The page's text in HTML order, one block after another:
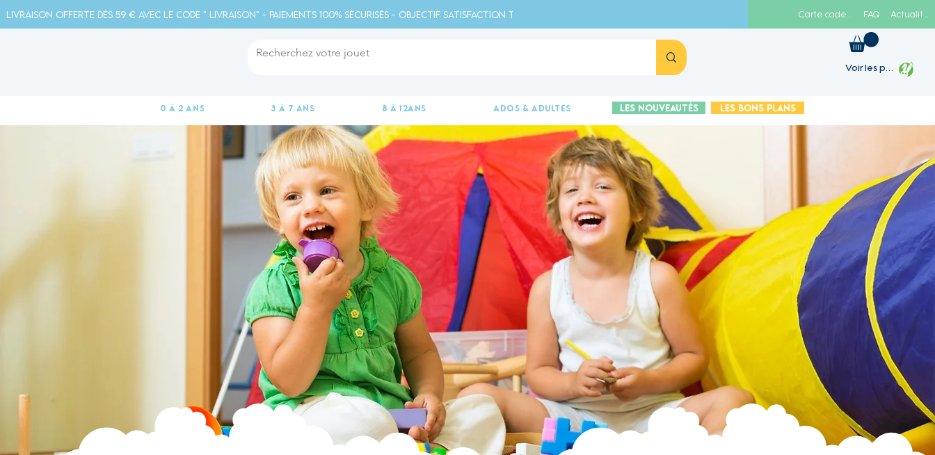
Livraison offerte dès 59 € avec le code " livraison" - Paiements 100% sécurisés - Objectif satisfaction totale - FAQ
Voir les points
0 à 2 ans 3 à 7 ans 8 à 12ans ados & adultes Les Nouveautés Les Bons plans